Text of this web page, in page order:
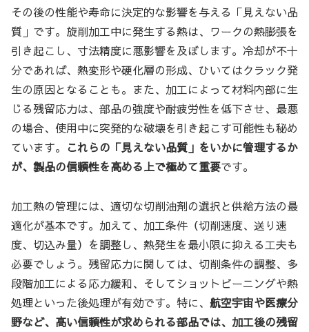
その後の性能や寿命に決定的な影響を与える「見えない品
質」です。旋削加工中に発生する熱は、ワークの熱膨張を
引き起こし、寸法精度に悪影響を及ぼします。冷却が不十
分であれば、熱変形や硬化層の形成、ひいてはクラック発
生の原因となることも。また、加工によって材料内部に生
じる残留応力は、部品の強度や耐疲労性を低下させ、最悪
の場合、使用中に突発的な破壊を引き起こす可能性も秘め
ています。 これらの「見えない品質」をいかに管理するか
が、製品の信頼性を高める上で極めて重要です。
加工熱の管理には、適切な切削油剤の選択と供給方法の最
適化が基本です。加えて、加工条件（切削速度、送り速
度、切込み量）を調整し、熱発生を最小限に抑える工夫も
必要でしょう。残留応力に関しては、切削条件の調整、多
段階加工による応力緩和、そしてショットピーニングや熱
処理といった後処理が有効です。特に、 航空宇宙や医療分
野など、高い信頼性が求められる部品では、加工後の残留